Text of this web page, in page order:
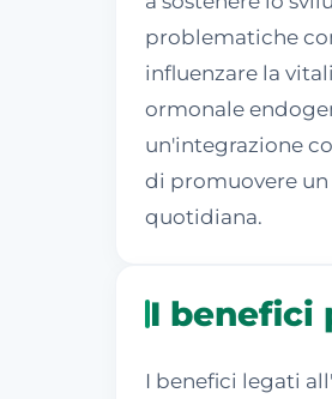
problematiche
influenzare la
ormonale
un'integrazione
di promuovere un
quotidiana.
I benefici
I benefici legati